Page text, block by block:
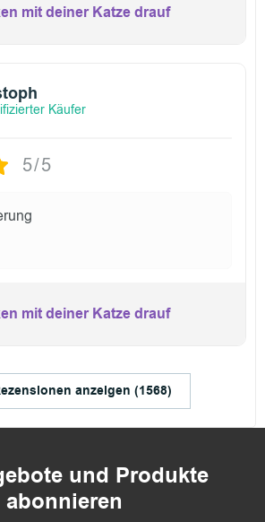
mit deiner Katze drauf
Käufer
5/5
mit deiner Katze drauf
anzeigen (1568)
und Produkte
abonnieren